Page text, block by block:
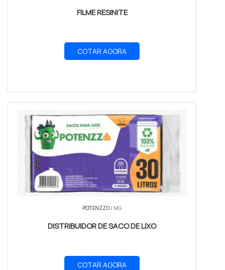
FILME RESINITE
COTAR AGORA
POTENZZO/ MG
DISTRIBUIDOR DE SACO DE LIXO
COTAR AGORA